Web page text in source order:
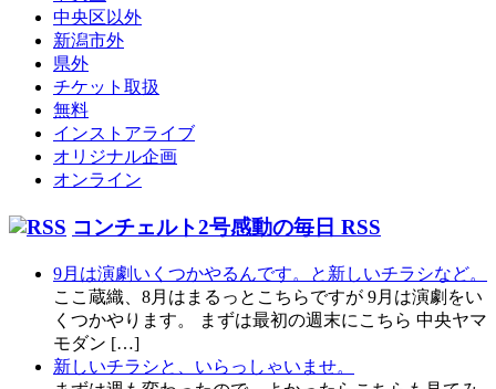
中央区以外
新潟市外
県外
チケット取扱
無料
インストアライブ
オリジナル企画
オンライン
コンチェルト2号感動の毎日 RSS
9月は演劇いくつかやるんです。と新しいチラシなど。
ここ蔵織、8月はまるっとこちらですが 9月は演劇をい
くつかやります。 まずは最初の週末にこちら 中央ヤマ
モダン […]
新しいチラシと、いらっしゃいませ。